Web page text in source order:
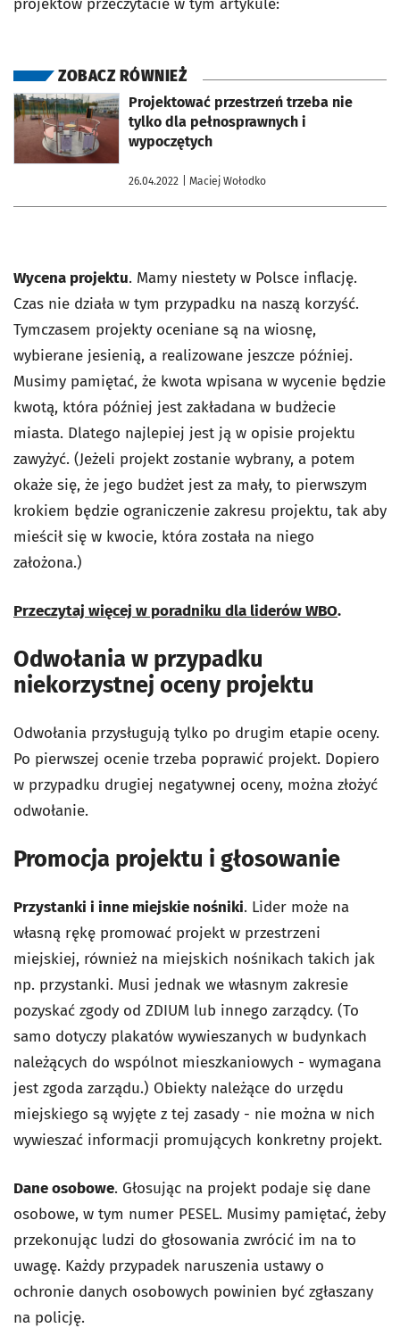
ZOBACZ RÓWNIEŻ
Projektować przestrzeń trzeba nie
tylko dla pełnosprawnych i
wypoczętych
26.04.2022 | Maciej Wołodko
otworzy się w nowej karcie
Wycena projektu. Mamy niestety w Polsce inflację.
Czas nie działa w tym przypadku na naszą korzyść.
Tymczasem projekty oceniane są na wiosnę,
wybierane jesienią, a realizowane jeszcze później.
Musimy pamiętać, że kwota wpisana w wycenie będzie
kwotą, która później jest zakładana w budżecie
miasta. Dlatego najlepiej jest ją w opisie projektu
zawyżyć. (Jeżeli projekt zostanie wybrany, a potem
okaże się, że jego budżet jest za mały, to pierwszym
krokiem będzie ograniczenie zakresu projektu, tak aby
mieścił się w kwocie, która została na niego
założona.)
Przeczytaj więcej w poradniku dla liderów WBO.
Odwołania w przypadku
niekorzystnej oceny projektu
Odwołania przysługują tylko po drugim etapie oceny.
Po pierwszej ocenie trzeba poprawić projekt. Dopiero
w przypadku drugiej negatywnej oceny, można złożyć
odwołanie.
Promocja projektu i głosowanie
Przystanki i inne miejskie nośniki. Lider może na
własną rękę promować projekt w przestrzeni
miejskiej, również na miejskich nośnikach takich jak
np. przystanki. Musi jednak we własnym zakresie
pozyskać zgody od ZDIUM lub innego zarządcy. (To
samo dotyczy plakatów wywieszanych w budynkach
należących do wspólnot mieszkaniowych - wymagana
jest zgoda zarządu.) Obiekty należące do urzędu
miejskiego są wyjęte z tej zasady - nie można w nich
wywieszać informacji promujących konkretny projekt.
Dane osobowe. Głosując na projekt podaje się dane
osobowe, w tym numer PESEL. Musimy pamiętać, żeby
przekonując ludzi do głosowania zwrócić im na to
uwagę. Każdy przypadek naruszenia ustawy o
ochronie danych osobowych powinien być zgłaszany
na policję.